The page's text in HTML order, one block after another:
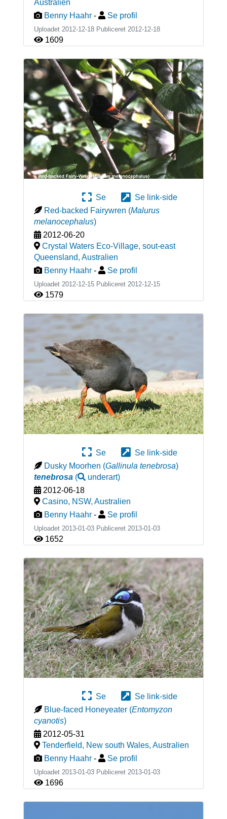
Australien
Benny Haahr - Se profil
Uploadet 2012-12-18 Publiceret 2012-12-18
1609
Se
Se link-side
Red-backed Fairywren (Malurus
melanocephalus)
2012-06-20
Crystal Waters Eco-Village, sout-east
Queensland, Australien
Benny Haahr - Se profil
Uploadet 2012-12-15 Publiceret 2012-12-15
1579
Se
Se link-side
Dusky Moorhen (Gallinula tenebrosa)
tenebrosa( underart)
2012-06-18
Casino, NSW, Australien
Benny Haahr - Se profil
Uploadet 2013-01-03 Publiceret 2013-01-03
1652
Se
Se link-side
Blue-faced Honeyeater (Entomyzon
cyanotis)
2012-05-31
Tenderfield, New south Wales, Australien
Benny Haahr - Se profil
Uploadet 2013-01-03 Publiceret 2013-01-03
1696